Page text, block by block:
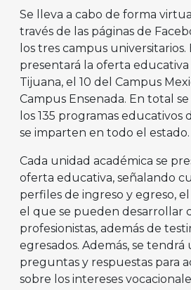
Se lleva a cabo de forma
través de las páginas de
los tres campus universitarios.
presentará la oferta
Tijuana, el 10 del Campus
Campus Ensenada. En total
los 135 programas
se imparten en todo el estado.
Cada unidad académica se
oferta educativa, señalando
perfiles de ingreso y egreso,
el que se pueden desarrollar
profesionistas, además de
egresados. Además, se tendrá
preguntas y respuestas para
sobre los intereses